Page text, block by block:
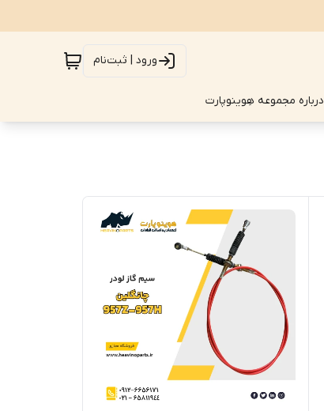
ورود | ثبت‌نام
درباره مجموعه هِوینوپارت